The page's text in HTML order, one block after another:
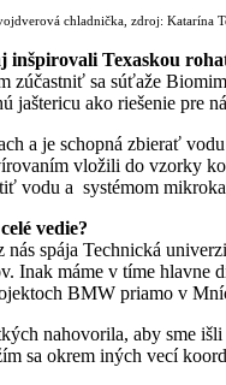
chladnička, zdroj: Katarína
Texaskou
zúčastniť sa súťaže
jaštericu ako riešenie pre
a je schopná zbierať
vložili do vzorky
vodu a systémom
vedie?
spája Technická
Inak máme v tíme
BMW priamo v
nahovorila, aby sme
sa okrem iných vecí